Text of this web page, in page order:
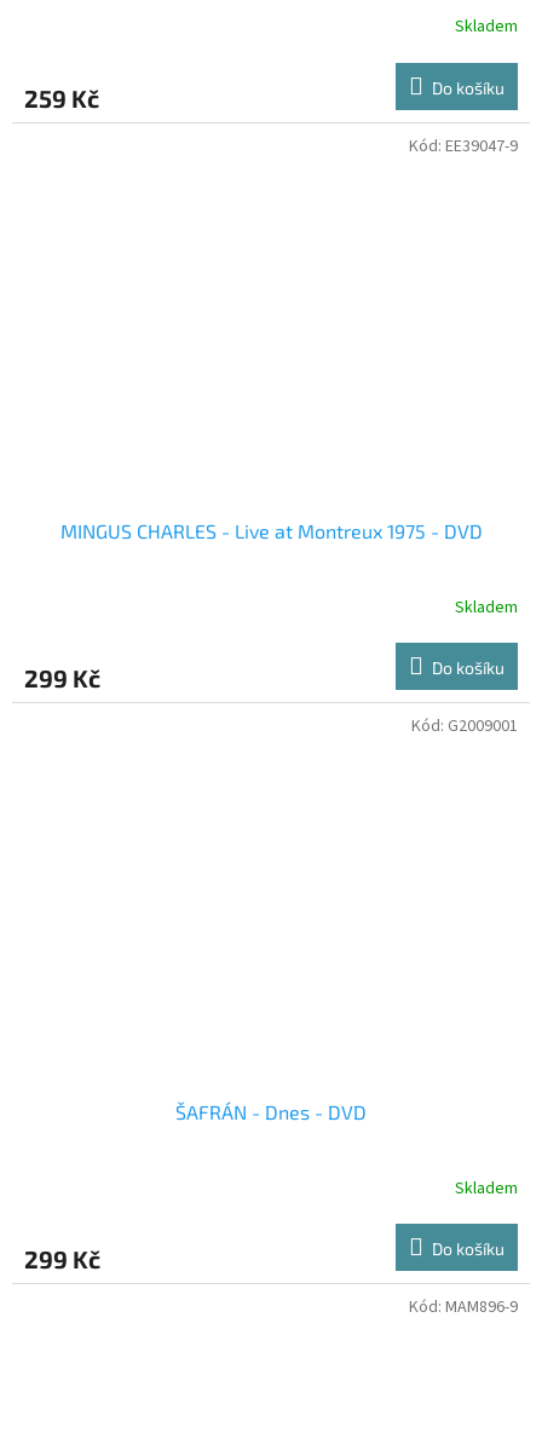
Skladem
259 Kč Do košíku
MINGUS CHARLES - Live at Montreux 1975 - DVD
Skladem
299 Kč Do košíku
Kód: EE39047-9
ŠAFRÁN - Dnes - DVD
Skladem
299 Kč Do košíku
Kód: G2009001
Kód: MAM896-9